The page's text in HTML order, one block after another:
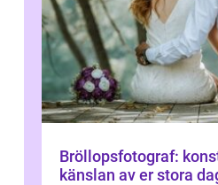
Bröllopsfotograf:
känslan av er stora